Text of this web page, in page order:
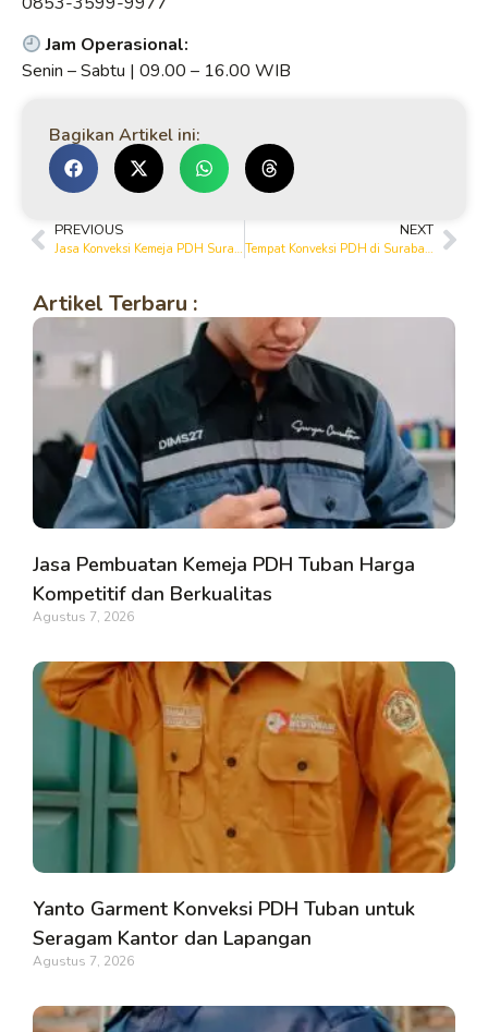
Jam Operasional:
Senin – Sabtu | 09.00 – 16.00 WIB
Bagikan Artikel ini:
PREVIOUS
Jasa Konveksi Kemeja PDH Surabaya Terpercaya – Rapi, Awet & Nyaman
NEXT
Tempat Konveksi PDH di Surabaya Terbaik | Produksi Cepat & Harga Kompetitif
Artikel Terbaru :
Jasa Pembuatan Kemeja PDH Tuban Harga
Kompetitif dan Berkualitas
Agustus 7, 2026
Yanto Garment Konveksi PDH Tuban untuk
Seragam Kantor dan Lapangan
Agustus 7, 2026